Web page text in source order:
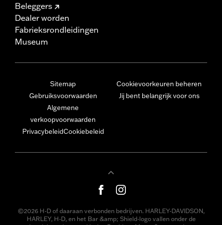
Beleggers
Dealer worden
Fabrieksrondleidingen
Museum
Sitemap
Gebruiksvoorwaarden
Algemene
verkoopvoorwaarden
PrivacybeleidCookiebeleid
Cookievoorkeuren beheren
Jij bent belangrijk voor ons
©2026 H-D of daaraan verbonden bedrijven. HARLEY-DAVIDSON,
HARLEY, H-D, en het Bar &amp; Shield-logo vallen onder de